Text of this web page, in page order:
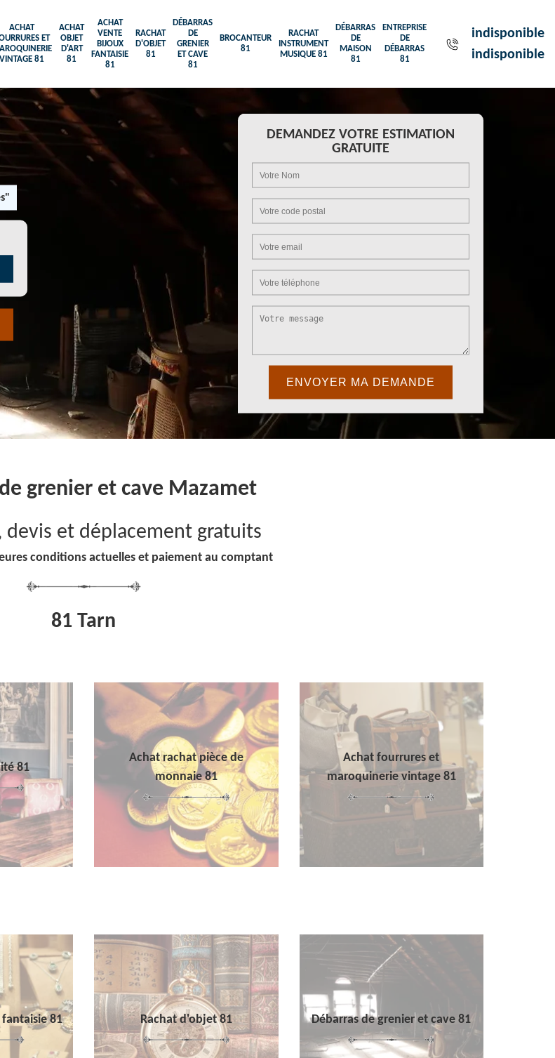
ACHAT
ET
VINTAGE 81
ACHAT
OBJET
D'ART
81
ACHAT
VENTE
BIJOUX
FANTAISIE
81
RACHAT
D'OBJET
81
DÉBARRAS
DE
GRENIER
ET CAVE
81
BROCANTEUR
81
RACHAT
INSTRUMENT
MUSIQUE 81
DÉBARRAS
DE
MAISON
81
ENTREPRISE
DE
DÉBARRAS
81
indisponible
indisponible
DEMANDEZ VOTRE ESTIMATION
GRATUITE
grenier et cave Mazamet
devis et déplacement gratuits
conditions actuelles et paiement au comptant
81 Tarn
81
Achat rachat pièce de
monnaie 81
Achat fourrures et
maroquinerie vintage 81
81 Rachat d'objet 81 Débarras de grenier et cave 81